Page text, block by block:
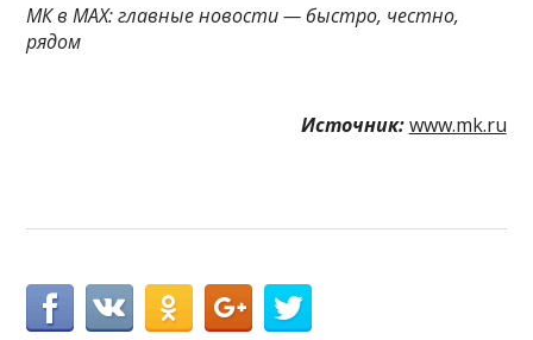
МК в MAX: главные новости — быстро, честно,
рядом
Источник: www.mk.ru